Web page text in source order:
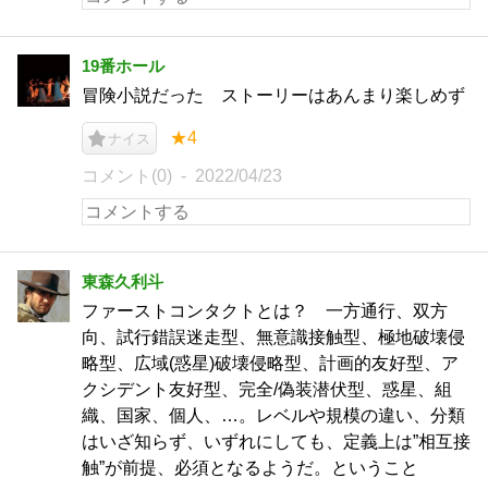
19番ホール
冒険小説だった ストーリーはあんまり楽しめず
ナイス ★4
コメント(0) 2022/04/23
東森久利斗
ファーストコンタクトとは？ 一方通行、双方
向、試行錯誤迷走型、無意識接触型、極地破壊侵
略型、広域(惑星)破壊侵略型、計画的友好型、ア
クシデント友好型、完全/偽装潜伏型、惑星、組
織、国家、個人、…。レベルや規模の違い、分類
はいざ知らず、いずれにしても、定義上は”相互接
触”が前提、必須となるようだ。ということ